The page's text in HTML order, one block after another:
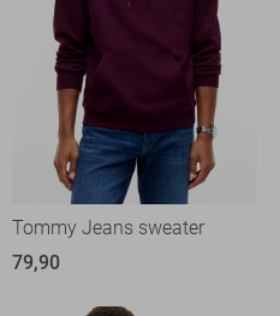
Tommy Jeans sweater
79,90